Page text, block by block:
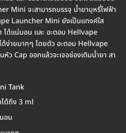
Mini จะสามารถบรรจุ น้ำยาบุหรี่ไฟฟ้า
Launcher Mini ยังเป็นแทงค์ใส
ได้แน่นอน และ อะตอม Hellvape
ง่ายมากๆ โดยตัว อะตอม Hellvape
ว Cap ออกแล้วจะเจอช่องเติมน้ำยา สา
Tank
ได้ถึง 3 ml
อน